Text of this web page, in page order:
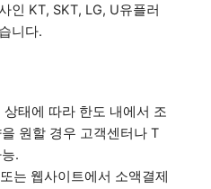
인 KT, SKT, LG, U유플러
니다.
상태에 따라 한도 내에서 조
원할 경우 고객센터나 T
.
는 웹사이트에서 소액결제